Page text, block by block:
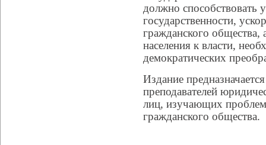
должно способствовать
государственности,
гражданского
населения к власти,
демократических
Издание
преподавателей
лиц, изучающих
гражданского общества.